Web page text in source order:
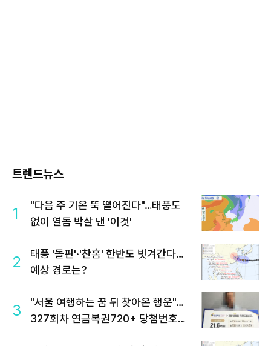
트렌드뉴스
1
"다음 주 기온 뚝 떨어진다"…태풍도
없이 열돔 박살 낸 '이것'
2
태풍 '돌핀'·'찬홈' 한반도 빗겨간다…
예상 경로는?
3
"서울 여행하는 꿈 뒤 찾아온 행운"…
327회차 연금복권720+ 당첨번호조